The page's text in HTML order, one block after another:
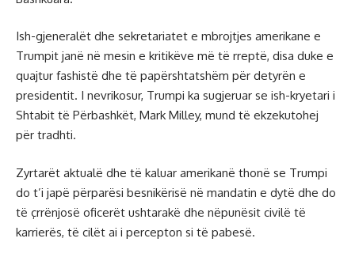
Ish-gjeneralët dhe sekretariatet e mbrojtjes amerikane e
Trumpit janë në mesin e kritikëve më të rreptë, disa duke e
quajtur fashistë dhe të papërshtatshëm për detyrën e
presidentit. I nevrikosur, Trumpi ka sugjeruar se ish-kryetari i
Shtabit të Përbashkët, Mark Milley, mund të ekzekutohej
për tradhti.
Zyrtarët aktualë dhe të kaluar amerikanë thonë se Trumpi
do t’i japë përparësi besnikërisë në mandatin e dytë dhe do
të çrrënjosë oficerët ushtarakë dhe nëpunësit civilë të
karrierës, të cilët ai i percepton si të pabesë.